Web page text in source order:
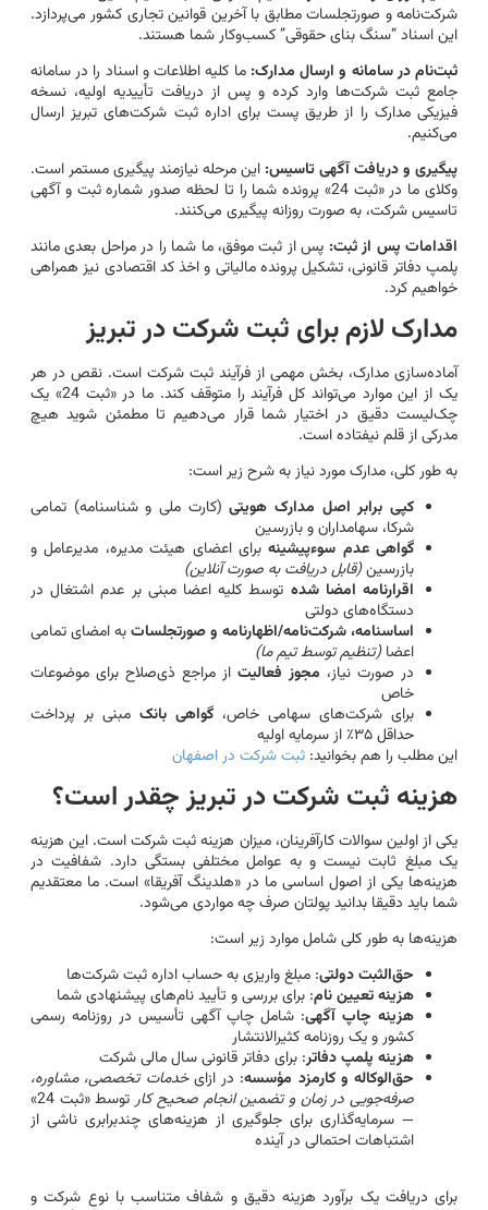
شرکت‌نامه و صورتجلسات مطابق با آخرین قوانین تجاری کشور می‌پردازد.
این اسناد “سنگ بنای حقوقی” کسب‌وکار شما هستند.
ثبت‌نام در سامانه و ارسال مدارک: ما کلیه اطلاعات و اسناد را در سامانه
جامع ثبت شرکت‌ها وارد کرده و پس از دریافت تأییدیه اولیه، نسخه
فیزیکی مدارک را از طریق پست برای اداره ثبت شرکت‌های تبریز ارسال
می‌کنیم.
پیگیری و دریافت آگهی تاسیس: این مرحله نیازمند پیگیری مستمر است.
وکلای ما در «ثبت 24» پرونده شما را تا لحظه صدور شماره ثبت و آگهی
تاسیس شرکت، به صورت روزانه پیگیری می‌کنند.
اقدامات پس از ثبت: پس از ثبت موفق، ما شما را در مراحل بعدی مانند
پلمپ دفاتر قانونی، تشکیل پرونده مالیاتی و اخذ کد اقتصادی نیز همراهی
خواهیم کرد.
مدارک لازم برای ثبت شرکت در تبریز
آماده‌سازی مدارک، بخش مهمی از فرآیند ثبت شرکت است. نقص در هر
یک از این موارد می‌تواند کل فرآیند را متوقف کند. ما در «ثبت 24» یک
چک‌لیست دقیق در اختیار شما قرار می‌دهیم تا مطمئن شوید هیچ
مدرکی از قلم نیفتاده است.
به طور کلی، مدارک مورد نیاز به شرح زیر است:
کپی برابر اصل مدارک هویتی(کارت ملی و شناسنامه) تمامی
شرکا، سهامداران و بازرسین
گواهی عدم سوءپیشینهبرای اعضای هیئت مدیره، مدیرعامل و
بازرسین(قابل دریافت به صورت آنلاین)
اقرارنامه امضا شده توسط کلیه اعضا مبنی بر عدم اشتغال در
دستگاه‌های دولتی
اساسنامه، شرکت‌نامه/اظهارنامه و صورتجلساتبه امضای تمامی
اعضا(تنظیم توسط تیم ما)
در صورت نیاز، مجوز فعالیت از مراجع ذی‌صلاح برای موضوعات
خاص
برای شرکت‌های سهامی خاص، گواهی بانک مبنی بر پرداخت
حداقل ۳۵٪ از سرمایه اولیه
این مطلب را هم بخوانید: ثبت شرکت در اصفهان
هزینه ثبت شرکت در تبریز چقدر است؟
یکی از اولین سوالات کارآفرینان، میزان هزینه ثبت شرکت است. این هزینه
یک مبلغ ثابت نیست و به عوامل مختلفی بستگی دارد. شفافیت در
هزینه‌ها یکی از اصول اساسی ما در «هلدینگ آفریقا» است. ما معتقدیم
شما باید دقیقا بدانید پولتان صرف چه مواردی می‌شود.
هزینه‌ها به طور کلی شامل موارد زیر است:
حق‌الثبت دولتی: مبلغ واریزی به حساب اداره ثبت شرکت‌ها
هزینه تعیین نام: برای بررسی و تأیید نام‌های پیشنهادی شما
هزینه چاپ آگهی: شامل چاپ آگهی تأسیس در روزنامه رسمی
کشور و یک روزنامه کثیرالانتشار
هزینه پلمپ دفاتر: برای دفاتر قانونی سال مالی شرکت
حق‌الوکاله و کارمزد مؤسسه: در ازایخدمات تخصصی، مشاوره،
صرفه‌جویی در زمان و تضمین انجام صحیح کار
توسط «ثبت 24»
— سرمایه‌گذاری برای جلوگیری از هزینه‌های چندبرابری ناشی از
اشتباهات احتمالی در آینده
برای دریافت یک برآورد هزینه دقیق و شفاف متناسب با نوع شرکت و